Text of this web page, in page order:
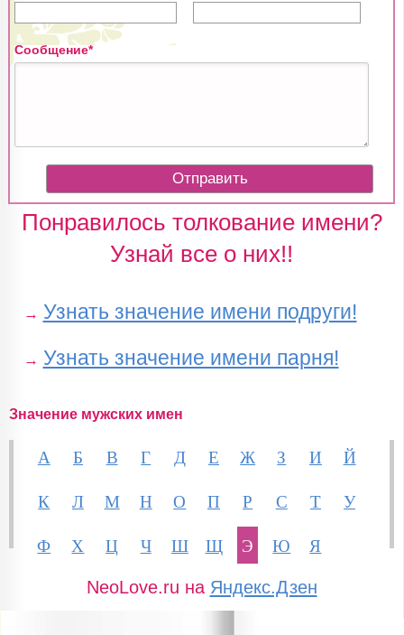
Сообщение*
Понравилось толкование имени?
Узнай все о них!!
→ Узнать значение имени подруги!
→ Узнать значение имени парня!
Значение мужских имен
А Б В Г Д Е Ж З И
Й
К
Л М Н О П Р С Т
У
Ф
Х Ц Ч Ш Щ Э Ю Я
NeoLove.ru на Яндекс.Дзен